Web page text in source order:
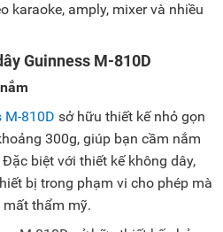
karaoke, amply, mixer và nhiều
Guinness M-810D
M-810D sở hữu thiết kế nhỏ gọn
300g, giúp bạn cầm nắm
biệt với thiết kế không dây,
bị trong phạm vi cho phép mà
mất thẩm mỹ.